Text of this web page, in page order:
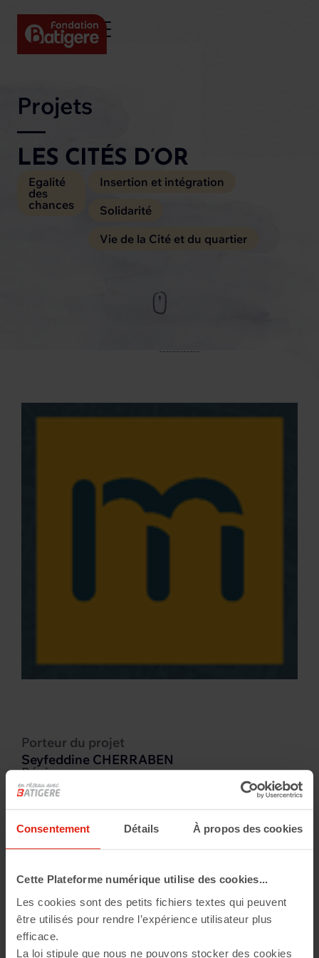
Consentement Détails À propos des cookies
Cette Plateforme numérique utilise des cookies...
Les cookies sont des petits fichiers textes qui peuvent
être utilisés pour rendre l’expérience utilisateur plus
efficace.
La loi stipule que nous ne pouvons stocker des cookies
Projets
LES CITÉS D’OR
Egalité
des
chances
Insertion et intégration
Solidarité
Vie de la Cité et du quartier
Ce projet vise à lever les freins au retour à l’emploi en
facilitant la mobilité des demandeurs d’emploi et des
travailleurs en difficulté économique et sociale, en
Porteur du projet
Seyfeddine CHERRABEN
Région
Ile-de-France
Montant de la subvention
Année
2020